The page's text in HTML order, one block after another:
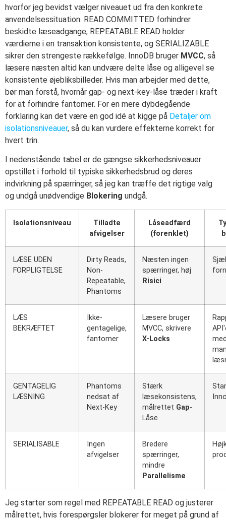
hvorfor jeg bevidst vælger niveauet ud fra den konkrete
anvendelsessituation. READ COMMITTED forhindrer
beskidte læseadgange, REPEATABLE READ holder
værdierne i en transaktion konsistente, og SERIALIZABLE
sikrer den strengeste rækkefølge. InnoDB bruger MVCC, så
læsere næsten altid kan undvære delte låse og alligevel se
konsistente øjebliksbilleder. Hvis man arbejder med dette,
bør man forstå, hvornår gap- og next-key-låse træder i kraft
for at forhindre fantomer. For en mere dybdegående
forklaring kan det være en god idé at kigge på Detaljer om
isolationsniveauer, så du kan vurdere effekterne korrekt for
hvert trin.
I nedenstående tabel er de gængse sikkerhedsniveauer
opstillet i forhold til typiske sikkerhedsbrud og deres
indvirkning på spærringer, så jeg kan træffe det rigtige valg
og undgå unødvendige Blokering undgå.
Isolationsniveau
Tilladte
afvigelser
Låseadfærd
(forenklet)
LÆSE UDEN
FORPLIGTELSE
Dirty Reads,
Non-
Repeatable,
Phantoms
Næsten ingen
spærringer, høj
Risici
LÆS
BEKRÆFTET
Ikke-
gentagelige,
fantomer
Læsere bruger
MVCC, skrivere
X-Locks
GENTAGELIG
LÆSNING
Phantoms
nedsat af
Next-Key
Stærk
læsekonsistens,
målrettet Gap-
Låse
SERIALISABLE
Ingen
afvigelser
Bredere
spærringer,
mindre
Parallelisme
Jeg starter som regel med REPEATABLE READ og justerer
målrettet, hvis forespørgsler blokerer for meget på grund af